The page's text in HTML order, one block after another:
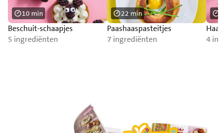
Beschuit-schaapjes
5 ingrediënten
10 min
Paashaaspasteitjes
7 ingrediënten
22 min
4